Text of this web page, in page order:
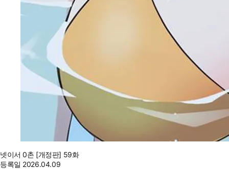
넷이서 0촌 [개정판] 59화
등록일 2026.04.09